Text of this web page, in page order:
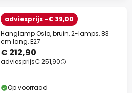
adviesprijs -€ 39,00
Hanglamp Oslo, bruin, 2-lamps, 83
cm lang, E27
€ 212,90
adviesprijs€ 251,90
Op voorraad